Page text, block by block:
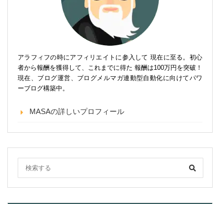
アラフィフの時にアフィリエイトに参入して 現在に至る。初心
者から報酬を獲得して、これまでに得た 報酬は100万円を突破！
現在、ブログ運営、ブログメルマガ連動型自動化に向けてパワ
ーブログ構築中。
MASAの詳しいプロフィール